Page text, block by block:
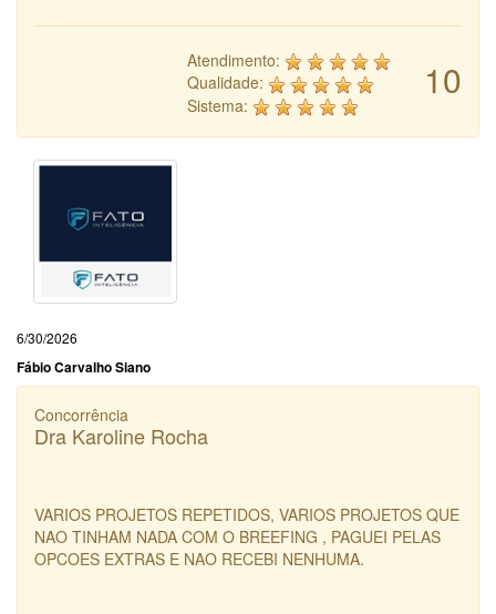
10
Atendimento:
Qualidade:
Sistema:
6/30/2026
Fábio Carvalho Siano
Concorrência
Dra Karoline Rocha
VARIOS PROJETOS REPETIDOS, VARIOS PROJETOS QUE
NAO TINHAM NADA COM O BREEFING , PAGUEI PELAS
OPCOES EXTRAS E NAO RECEBI NENHUMA.